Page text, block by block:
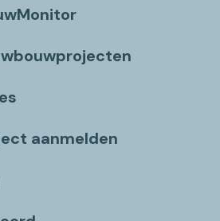
aanmelden